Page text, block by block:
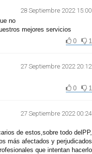
28 Septiembre 2022 15:00
no
mejores servicios
0
1
27 Septiembre 2022 20:12
0
1
27 Septiembre 2022 00:24
de estos,sobre todo delPP,
más afectados y perjudicados
que intentan hacerlo